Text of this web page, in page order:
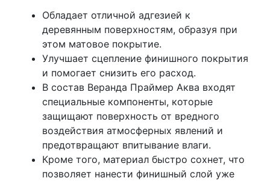
Обладает отличной адгезией к
деревянным поверхностям, образуя при
этом матовое покрытие.
Улучшает сцепление финишного покрытия
и помогает снизить его расход.
В состав Веранда Праймер Аква входят
специальные компоненты, которые
защищают поверхность от вредного
воздействия атмосферных явлений и
предотвращают впитывание влаги.
Кроме того, материал быстро сохнет, что
позволяет нанести финишный слой уже